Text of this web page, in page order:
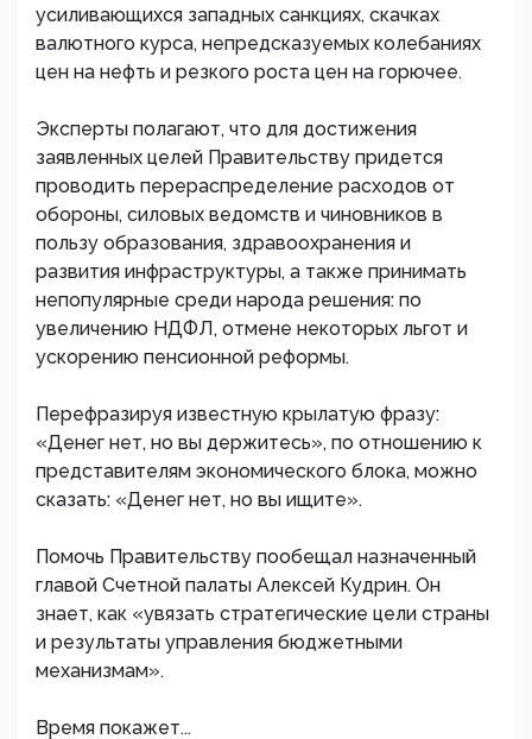
усиливающихся западных санкциях, скачках
валютного курса, непредсказуемых колебаниях
цен на нефть и резкого роста цен на горючее.
Эксперты полагают, что для достижения
заявленных целей Правительству придется
проводить перераспределение расходов от
обороны, силовых ведомств и чиновников в
пользу образования, здравоохранения и
развития инфраструктуры, а также принимать
непопулярные среди народа решения: по
увеличению НДФЛ, отмене некоторых льгот и
ускорению пенсионной реформы.
Перефразируя известную крылатую фразу:
«Денег нет, но вы держитесь», по отношению к
представителям экономического блока, можно
сказать: «Денег нет, но вы ищите».
Помочь Правительству пообещал назначенный
главой Счетной палаты Алексей Кудрин. Он
знает, как «увязать стратегические цели страны
и результаты управления бюджетными
механизмам».
Время покажет...